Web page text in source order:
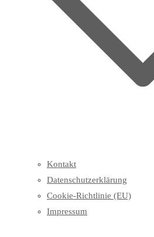
Kontakt
Datenschutzerklärung
Cookie-Richtlinie (EU)
Impressum